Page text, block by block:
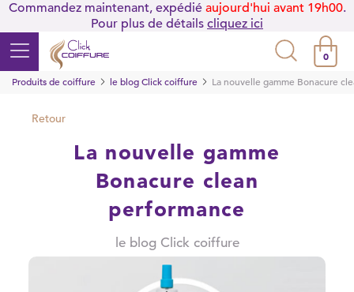
Commandez maintenant, expédié aujourd'hui avant 19h00.
Pour plus de détails cliquez ici
0
Produits de coiffure
le blog Click coiffure La nouvelle gamme Bonacure
Retour
La nouvelle gamme
Bonacure clean
performance
le blog Click coiffure